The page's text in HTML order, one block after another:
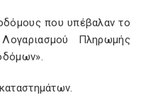
που υπέβαλαν το
Πληρωμής